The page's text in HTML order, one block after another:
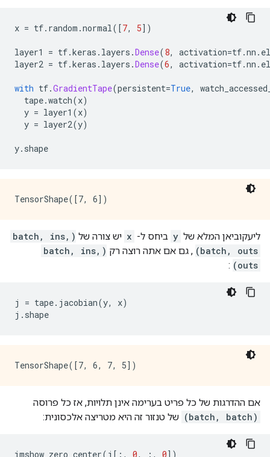
x = tf. random .normal([7, 5])
layer1 = tf.keras . layers .Dense(8, activation=tf.nn .
layer2 = tf.keras . layers .Dense(6, activation=tf.nn .
with tf.GradientTape(persistent=True,
tape.watch(x)
y = layer1 (x)
y = layer2(y)
y. shape
ליעקוביאן המלא של y ביחס ל- x יש צורה של
(batch, ins,
batch, outs)
, גם אם אתה רוצה רק
(batch, ins,
outs)
:
j = tape. jacobian(y, x)
j . shape
אם ההדרגות של כל פריט בערימה אינן תלויות, אז כל פרוסה
(batch, batch)
של טנזור זה היא מטריצה ​​אלכסונית:
imshow_zero_center( j [:, 0, :, 0])